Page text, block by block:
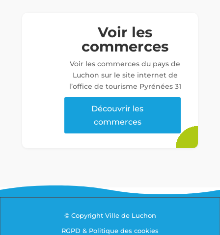
Voir les
commerces
Voir les commerces du pays de
Luchon sur le site internet de
l’office de tourisme Pyrénées 31
Découvrir les
commerces
© Copyright Ville de Luchon
RGPD & Politique des cookies